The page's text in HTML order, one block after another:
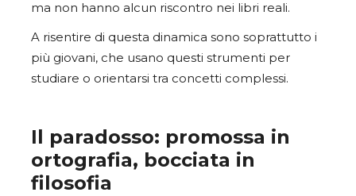
ma non hanno alcun riscontro nei libri reali.
A risentire di questa dinamica sono soprattutto i
più giovani, che usano questi strumenti per
studiare o orientarsi tra concetti complessi.
Il paradosso: promossa in
ortografia, bocciata in
filosofia